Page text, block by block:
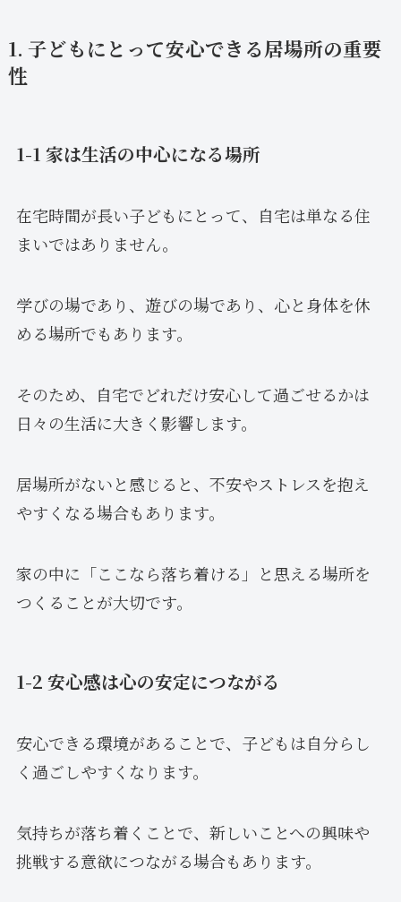
1. 子どもにとって安心できる居場所の重要
性
1-1 家は生活の中心になる場所
在宅時間が長い子どもにとって、自宅は単なる住
まいではありません。
学びの場であり、遊びの場であり、心と身体を休
める場所でもあります。
そのため、自宅でどれだけ安心して過ごせるかは
日々の生活に大きく影響します。
居場所がないと感じると、不安やストレスを抱え
やすくなる場合もあります。
家の中に「ここなら落ち着ける」と思える場所を
つくることが大切です。
1-2 安心感は心の安定につながる
安心できる環境があることで、子どもは自分らし
く過ごしやすくなります。
気持ちが落ち着くことで、新しいことへの興味や
挑戦する意欲につながる場合もあります。